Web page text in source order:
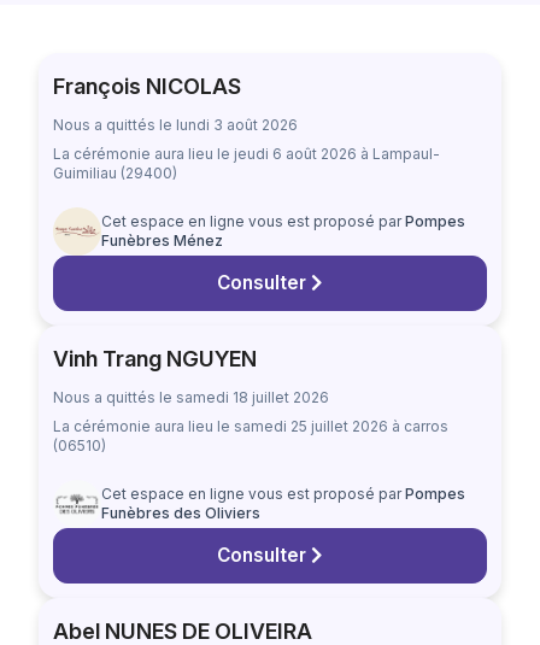
François NICOLAS
Nous a quittés le lundi 3 août 2026
La cérémonie aura lieu le jeudi 6 août 2026 à Lampaul-
Guimiliau (29400)
Cet espace en ligne vous est proposé parPompes
Funèbres Ménez
Consulter
Vinh Trang NGUYEN
Nous a quittés le samedi 18 juillet 2026
La cérémonie aura lieu le samedi 25 juillet 2026 à carros
(06510)
Cet espace en ligne vous est proposé parPompes
Funèbres des Oliviers
Consulter
Abel NUNES DE OLIVEIRA